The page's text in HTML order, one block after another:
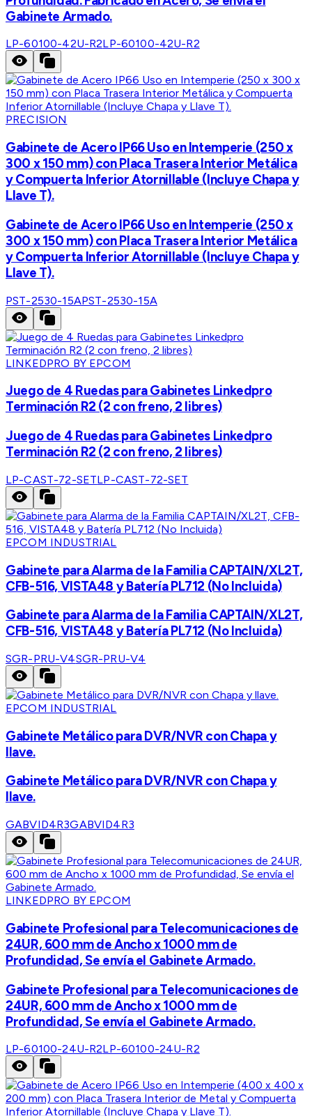
Gabinete Armado.
LP-60100-42U-R2LP-60100-42U-R2
PRECISION
Gabinete de Acero IP66 Uso en Intemperie (250 x
300 x 150 mm) con Placa Trasera Interior Metálica
y Compuerta Inferior Atornillable (Incluye Chapa y
Llave T).
Gabinete de Acero IP66 Uso en Intemperie (250 x
300 x 150 mm) con Placa Trasera Interior Metálica
y Compuerta Inferior Atornillable (Incluye Chapa y
Llave T).
PST-2530-15APST-2530-15A
LINKEDPRO BY EPCOM
Juego de 4 Ruedas para Gabinetes Linkedpro
Terminación R2 (2 con freno, 2 libres)
Juego de 4 Ruedas para Gabinetes Linkedpro
Terminación R2 (2 con freno, 2 libres)
LP-CAST-72-SETLP-CAST-72-SET
EPCOM INDUSTRIAL
Gabinete para Alarma de la Familia CAPTAIN/XL2T,
CFB-516, VISTA48 y Batería PL712 (No Incluida)
Gabinete para Alarma de la Familia CAPTAIN/XL2T,
CFB-516, VISTA48 y Batería PL712 (No Incluida)
SGR-PRU-V4SGR-PRU-V4
EPCOM INDUSTRIAL
Gabinete Metálico para DVR/NVR con Chapa y
llave.
Gabinete Metálico para DVR/NVR con Chapa y
llave.
GABVID4R3GABVID4R3
LINKEDPRO BY EPCOM
Gabinete Profesional para Telecomunicaciones de
24UR, 600 mm de Ancho x 1000 mm de
Profundidad, Se envía el Gabinete Armado.
Gabinete Profesional para Telecomunicaciones de
24UR, 600 mm de Ancho x 1000 mm de
Profundidad, Se envía el Gabinete Armado.
LP-60100-24U-R2LP-60100-24U-R2